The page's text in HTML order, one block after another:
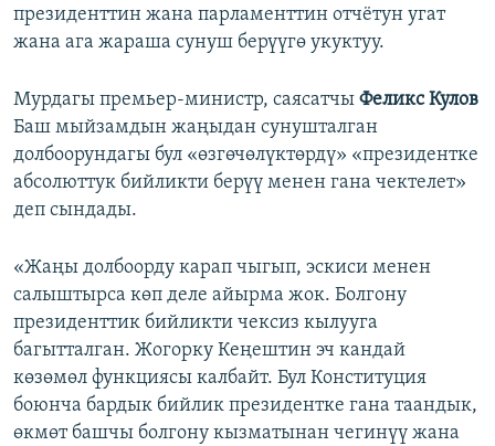
президенттин жана парламенттин отчётун угат
жана ага жараша сунуш берүүгө укуктуу.
Мурдагы премьер-министр, саясатчы Феликс Кулов
Баш мыйзамдын жаңыдан сунушталган
долбоорундагы бул «өзгөчөлүктөрдү» «президентке
абсолюттук бийликти берүү менен гана чектелет»
деп сындады.
«Жаңы долбоорду карап чыгып, эскиси менен
салыштырса көп деле айырма жок. Болгону
президенттик бийликти чексиз кылууга
багытталган. Жогорку Кеңештин эч кандай
көзөмөл функциясы калбайт. Бул Конституция
боюнча бардык бийлик президентке гана таандык,
өкмөт башчы болгону кызматынан чегинүү жана